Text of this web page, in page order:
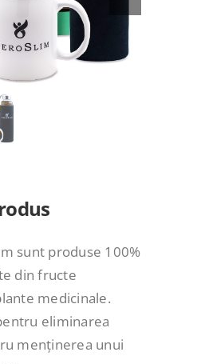
sunt produse 100%
din fructe
medicinale.
eliminarea
menținerea unui